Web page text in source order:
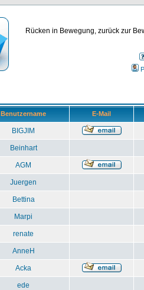
Rücken in Bewegung, zurück zur
Benutzername E-Mail
BIGJIM
Beinhart
AGM
Juergen
Bettina
Marpi
renate
AnneH
Acka
ede